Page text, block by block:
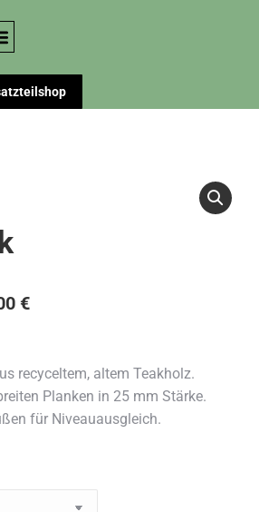
€
recyceltem, altem Teakholz.
Planken in 25 mm Stärke.
für Niveauausgleich.